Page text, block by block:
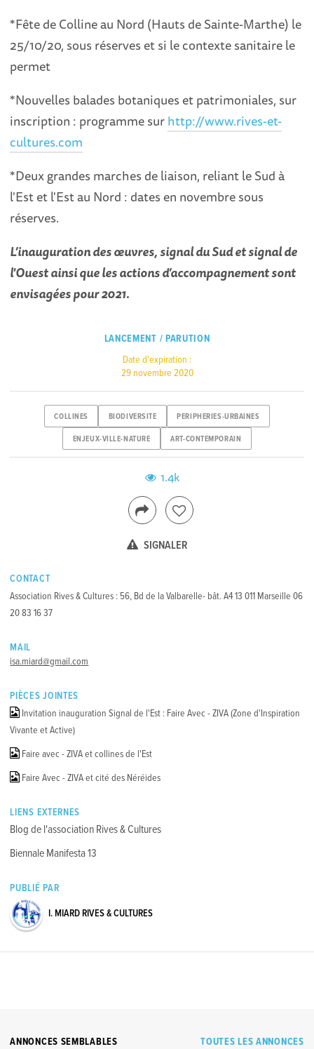
*Fête de Colline au Nord (Hauts de Sainte-Marthe) le
25/10/20, sous réserves et si le contexte sanitaire le
permet
*Nouvelles balades botaniques et patrimoniales, sur
inscription : programme surhttp://www.rives-et-
cultures.com
*Deux grandes marches de liaison, reliant le Sud à
l'Est et l'Est au Nord : dates en novembre sous
réserves.
L’inauguration des œuvres, signal du Sud et signal de
l'Ouest ainsi que les actions d’accompagnement sont
envisagées pour 2021.
LANCEMENT / PARUTION
Date d'expiration :
29 novembre 2020
COLLINES BIODIVERSITE PERIPHERIES-URBAINES
ENJEUX-VILLE-NATURE ART-CONTEMPORAIN
1.4k
SIGNALER
CONTACT
Association Rives & Cultures : 56, Bd de la Valbarelle- bât. A4 13 011 Marseille 06
20 83 16 37
MAIL
isa.miard@gmail.com
PIÈCES JOINTES
Invitation inauguration Signal de l'Est : Faire Avec - ZIVA (Zone d'Inspiration
Vivante et Active)
Faire avec - ZIVA et collines de l'Est
Faire Avec - ZIVA et cité des Néréides
LIENS EXTERNES
Blog de l'association Rives & Cultures
Biennale Manifesta 13
PUBLIÉ PAR
I. MIARD RIVES & CULTURES
TOUTES LES ANNONCES
ANNONCES SEMBLABLES